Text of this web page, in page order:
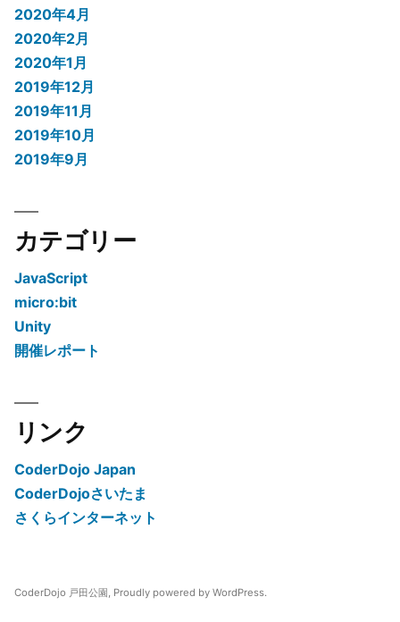
2020年4月
2020年2月
2020年1月
2019年12月
2019年11月
2019年10月
2019年9月
カテゴリー
JavaScript
micro:bit
Unity
開催レポート
リンク
CoderDojo Japan
CoderDojoさいたま
さくらインターネット
CoderDojo 戸田公園, Proudly powered by WordPress.